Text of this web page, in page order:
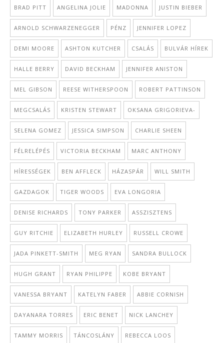
BRAD PITT ANGELINA JOLIE MADONNA JUSTIN BIEBER
ARNOLD SCHWARZENEGGER PÉNZ JENNIFER LOPEZ
DEMI MOORE ASHTON KUTCHER CSALÁS BULVÁR HÍREK
HALLE BERRY DAVID BECKHAM JENNIFER ANISTON
MEL GIBSON REESE WITHERSPOON ROBERT PATTINSON
MEGCSALÁS KRISTEN STEWART OKSANA GRIGORIEVA-
SELENA GOMEZ JESSICA SIMPSON CHARLIE SHEEN
FÉLRELÉPÉS VICTORIA BECKHAM MARC ANTHONY
HÍRESSÉGEK BEN AFFLECK HÁZASPÁR WILL SMITH
GAZDAGOK TIGER WOODS EVA LONGORIA
DENISE RICHARDS TONY PARKER ASSZISZTENS
GUY RITCHIE ELIZABETH HURLEY RUSSELL CROWE
JADA PINKETT-SMITH MEG RYAN SANDRA BULLOCK
HUGH GRANT RYAN PHILIPPE KOBE BRYANT
VANESSA BRYANT KATELYN FABER ABBIE CORNISH
DAYANARA TORRES ERIC BENET NICK LANCHEY
TAMMY MORRIS TÁNCOSLÁNY REBECCA LOOS